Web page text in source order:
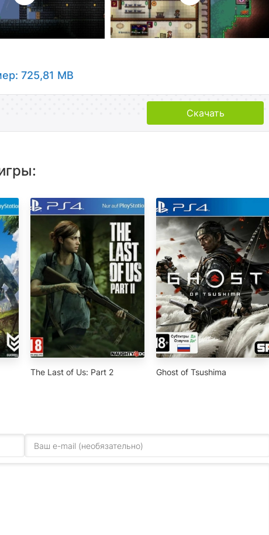
725,81 MB
Скачать
The Last of Us: Part 2 Ghost of Tsushima